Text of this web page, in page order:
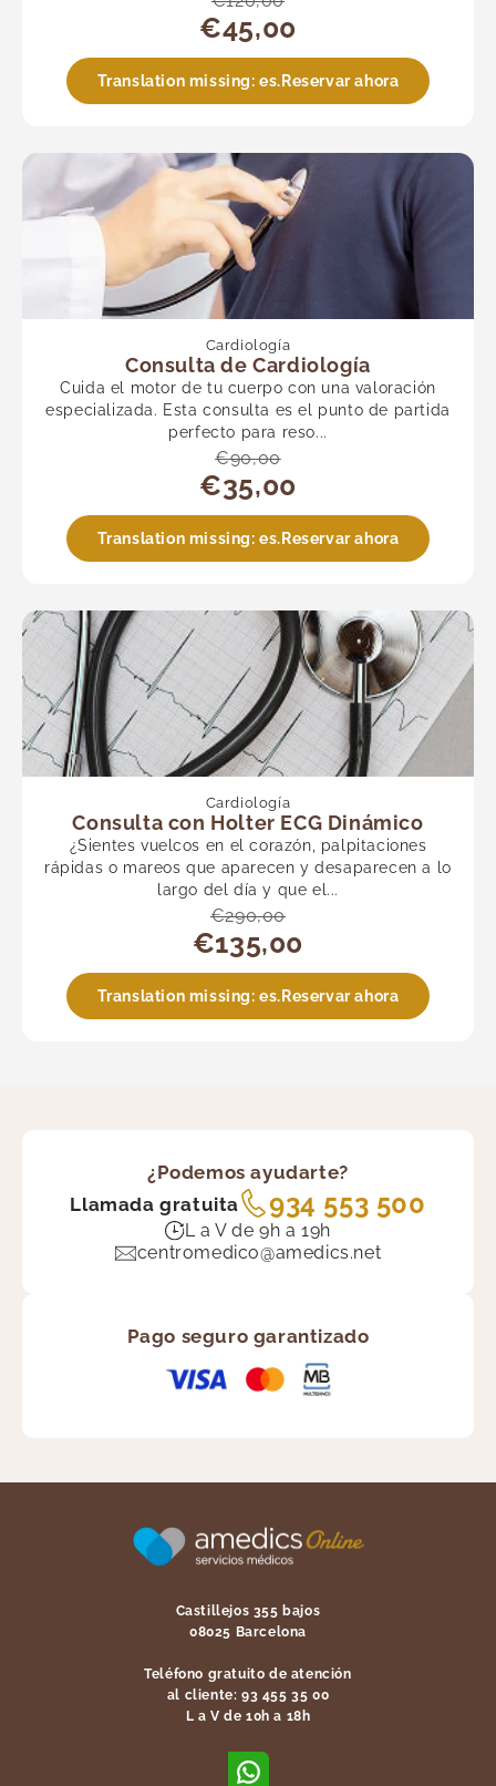
€45,00
Translation missing: es.Reservar ahora
Cardiología
Consulta de Cardiología
Cuida el motor de tu cuerpo con una valoración
especializada. Esta consulta es el punto de partida
perfecto para reso...
€90,00
€35,00
Translation missing: es.Reservar ahora
Cardiología
Consulta con Holter ECG Dinámico
¿Sientes vuelcos en el corazón, palpitaciones
rápidas o mareos que aparecen y desaparecen a lo
largo del día y que el...
€290,00
€135,00
Translation missing: es.Reservar ahora
¿Podemos ayudarte?
Llamada gratuita
934 553 500
L a V de 9h a 19h
centromedico@amedics.net
Pago seguro garantizado
Castillejos 355 bajos
08025 Barcelona
Teléfono gratuito de atención
al cliente: 93 455 35 00
L a V de 10h a 18h